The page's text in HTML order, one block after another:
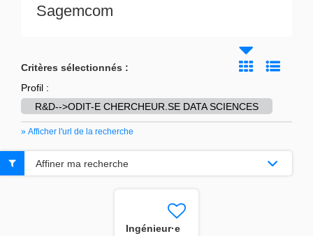
Sagemcom
Critères sélectionnés :
Profil :
R&D-->ODIT-E CHERCHEUR.SE DATA SCIENCES
» Afficher l'url de la recherche
Ingénieur·e
Affiner ma recherche